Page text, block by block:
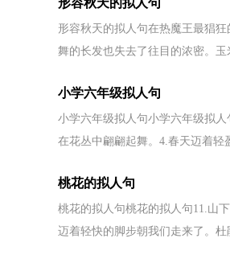
形容秋天的拟人句
形容秋天的拟人句在热魔王最猖
舞的长发也失去了往目的浓密。
小学六年级拟人句
小学六年级拟人句小学六年级拟
在花丛中翩翩起舞。4.春天迈着轻
桃花的拟人句
桃花的拟人句桃花的拟人句11.山
迈着轻快的脚步朝我们走来了。杜